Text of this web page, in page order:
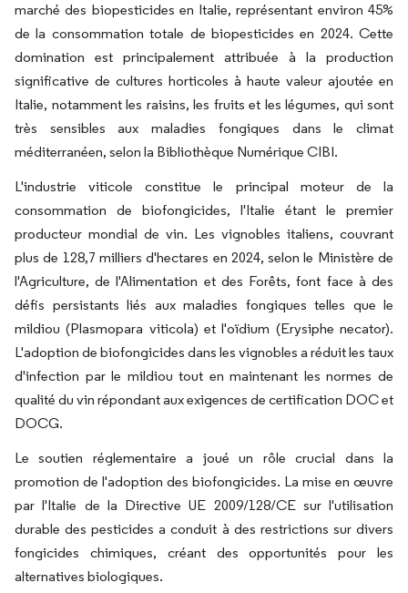
marché des biopesticides en Italie, représentant environ 45%
de la consommation totale de biopesticides en 2024. Cette
domination est principalement attribuée à la production
significative de cultures horticoles à haute valeur ajoutée en
Italie, notamment les raisins, les fruits et les légumes, qui sont
très sensibles aux maladies fongiques dans le climat
méditerranéen, selon la Bibliothèque Numérique CIBI.
L'industrie viticole constitue le principal moteur de la
consommation de biofongicides, l'Italie étant le premier
producteur mondial de vin. Les vignobles italiens, couvrant
plus de 128,7 milliers d'hectares en 2024, selon le Ministère de
l'Agriculture, de l'Alimentation et des Forêts, font face à des
défis persistants liés aux maladies fongiques telles que le
mildiou (Plasmopara viticola) et l'oïdium (Erysiphe necator).
L'adoption de biofongicides dans les vignobles a réduit les taux
d'infection par le mildiou tout en maintenant les normes de
qualité du vin répondant aux exigences de certification DOC et
DOCG.
Le soutien réglementaire a joué un rôle crucial dans la
promotion de l'adoption des biofongicides. La mise en œuvre
par l'Italie de la Directive UE 2009/128/CE sur l'utilisation
durable des pesticides a conduit à des restrictions sur divers
fongicides chimiques, créant des opportunités pour les
alternatives biologiques.